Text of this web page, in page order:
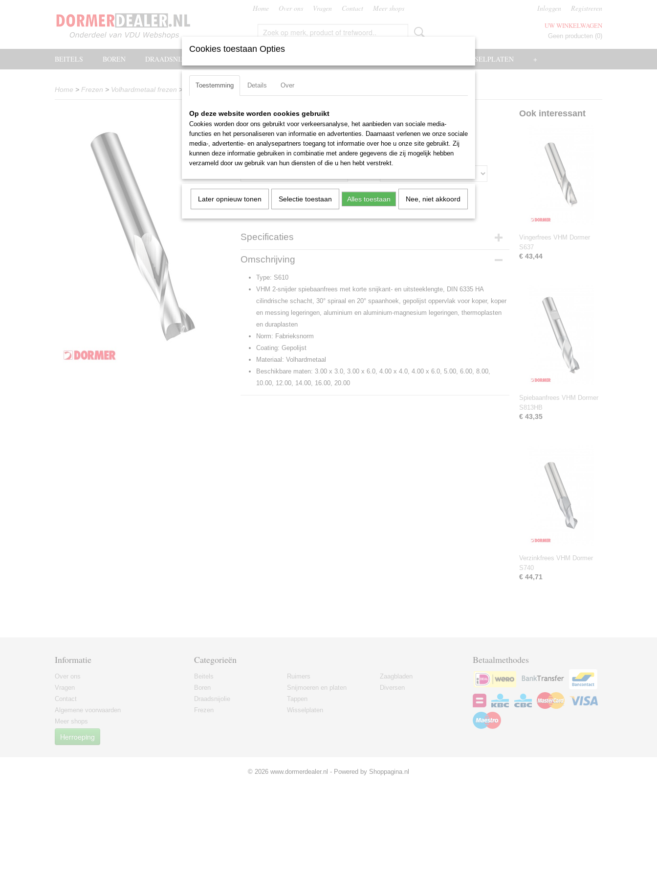
Home Over ons Vragen Contact Meer shops Inloggen Registreren
UW WINKELWAGEN
Geen producten (0)
BEITELS BOREN DRAADSNIJOLIE WISSELPLATEN +
Home > Frezen > Volhardmetaal frezen > Vingerfrees VHM Dormer S610
Vingerfrees VHM Dormer S610
€ 44,63
Maat Aantal
Specificaties
Productcode
Omschrijving
Type: S610
VHM 2-snijder spiebaanfrees met korte snijkant- en uitsteeklengte, DIN 6335 HA
cilindrische schacht, 30° spiraal en 20° spaanhoek, gepolijst oppervlak voor koper, koper
en messing legeringen, aluminium en aluminium-magnesium legeringen, thermoplasten
en duraplasten
Norm: Fabrieksnorm
Coating: Gepolijst
Materiaal: Volhardmetaal
Beschikbare maten: 3.00 x 3.0, 3.00 x 6.0, 4.00 x 4.0, 4.00 x 6.0, 5.00, 6.00, 8.00,
10.00, 12.00, 14.00, 16.00, 20.00
Ook interessant
Vingerfrees VHM Dormer
S637
€ 43,44
Spiebaanfrees VHM Dormer
S813HB
€ 43,35
Verzinkfrees VHM Dormer
S740
€ 44,71
Informatie
Over ons
Vragen
Contact
Algemene voorwaarden
Meer shops
Herroeping
Categorieën
Beitels
Boren
Draadsnijolie
Frezen
Ruimers
Snijmoeren en platen
Tappen
Wisselplaten
Zaagbladen
Diversen
Betaalmethodes
© 2026 www.dormerdealer.nl - Powered by Shoppagina.nl
Cookies toestaan Opties
Toestemming Details Over
Op deze website worden cookies gebruikt
Cookies worden door ons gebruikt voor verkeersanalyse, het aanbieden van sociale media-
functies en het personaliseren van informatie en advertenties. Daarnaast verlenen we onze sociale
media-, advertentie- en analysepartners toegang tot informatie over hoe u onze site gebruikt. Zij
kunnen deze informatie gebruiken in combinatie met andere gegevens die zij mogelijk hebben
verzameld door uw gebruik van hun diensten of die u hen hebt verstrekt.
Later opnieuw tonen Selectie toestaan Alles toestaan Nee, niet akkoord